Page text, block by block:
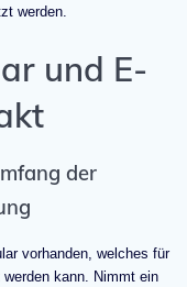
werden.
und E-
der
vorhanden, welches für
kann. Nimmt ein